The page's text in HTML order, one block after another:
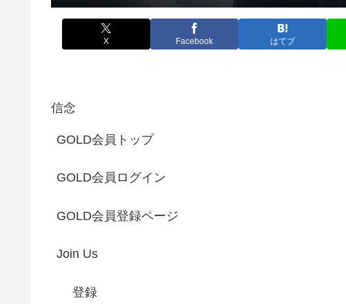
X Facebook はてブ
信念
GOLD会員トップ
GOLD会員ログイン
GOLD会員登録ページ
Join Us
登録